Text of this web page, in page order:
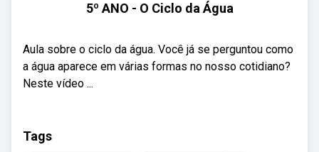
5º ANO - O Ciclo da Água
Aula sobre o ciclo da água. Você já se perguntou como
a água aparece em várias formas no nosso cotidiano?
Neste vídeo ...
Tags